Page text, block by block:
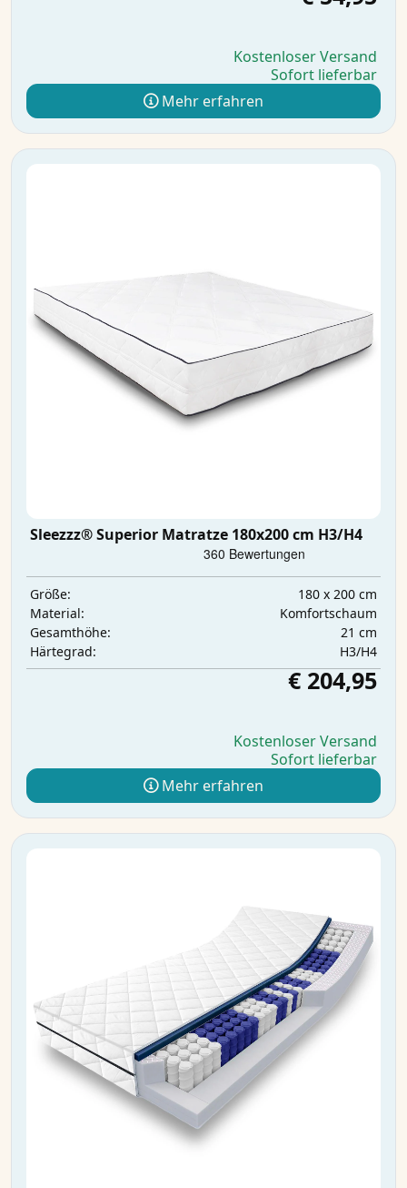
Kostenloser Versand
Sofort lieferbar
Mehr erfahren
Sleezzz® Superior Matratze 180x200 cm H3/H4
Größe:
180 x 200 cm
Material:
Komfortschaum
Gesamthöhe:
21 cm
Härtegrad:
H3/H4
€ 204,95
Kostenloser Versand
Sofort lieferbar
Mehr erfahren